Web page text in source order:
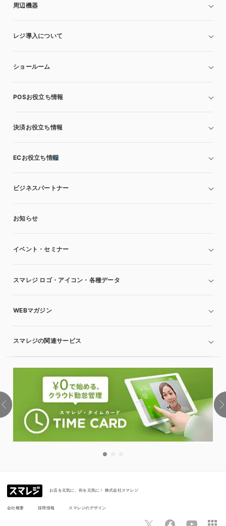
周辺機器
レジ導入について
ショールーム
POSお役立ち情報
決済お役立ち情報
ECお役立ち情報
ビジネスパートナー
お知らせ
イベント・セミナー
スマレジ ロゴ・アイコン・各種データ
WEBマガジン
スマレジの関連サービス
お店を元気に、街を元気に！ 株式会社スマレジ
会社概要 採用情報 スマレジのデザイン